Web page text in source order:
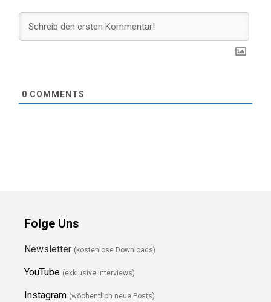
0 COMMENTS
Folge Uns
Newsletter (kostenlose Downloads)
YouTube (exklusive Interviews)
Instagram (wöchentlich neue Posts)